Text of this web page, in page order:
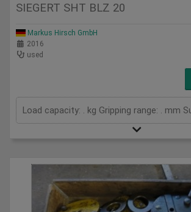
SIEGERT SHT BLZ 20
Markus Hirsch GmbH
2016
used